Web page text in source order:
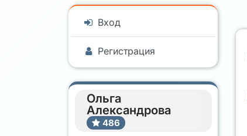
Вход
Регистрация
Ольга
Александрова
486